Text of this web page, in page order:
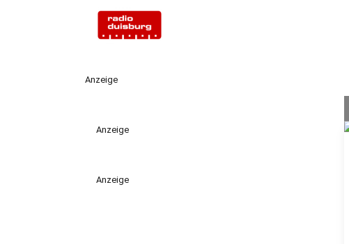
Anzeige
Anzeige
Anzeige